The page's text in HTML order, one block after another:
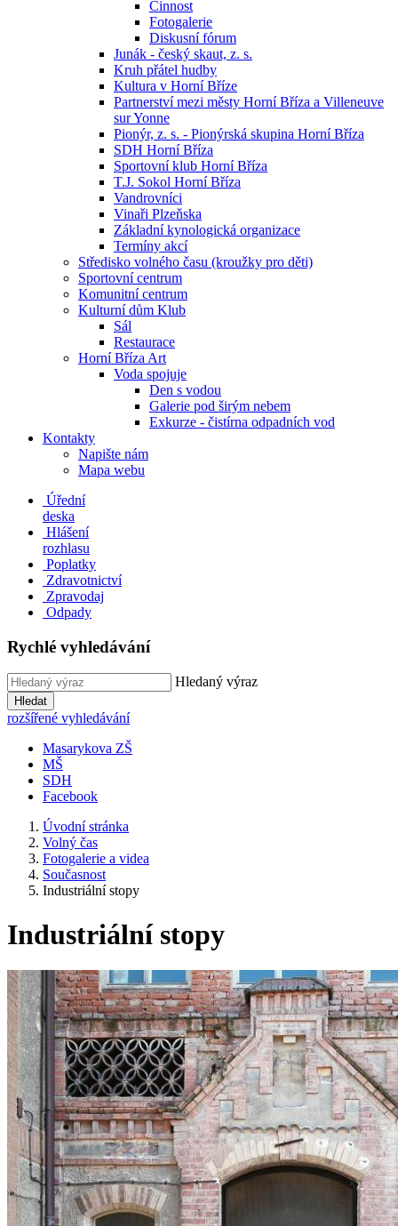
Činnost
Fotogalerie
Diskusní fórum
Junák - český skaut, z. s.
Kruh přátel hudby
Kultura v Horní Bříze
Partnerství mezi městy Horní Bříza a Villeneuve
sur Yonne
Pionýr, z. s. - Pionýrská skupina Horní Bříza
SDH Horní Bříza
Sportovní klub Horní Bříza
T.J. Sokol Horní Bříza
Vandrovníci
Vinaři Plzeňska
Základní kynologická organizace
Termíny akcí
Středisko volného času (kroužky pro děti)
Sportovní centrum
Komunitní centrum
Kulturní dům Klub
Sál
Restaurace
Horní Bříza Art
Voda spojuje
Den s vodou
Galerie pod širým nebem
Exkurze - čistírna odpadních vod
Kontakty
Napište nám
Mapa webu
Úřední
deska
Hlášení
rozhlasu
Poplatky
Zdravotnictví
Zpravodaj
Odpady
Rychlé vyhledávání
Hledaný výraz
Hledat
rozšířené vyhledávání
Masarykova ZŠ
MŠ
SDH
Facebook
Úvodní stránka
Volný čas
Fotogalerie a videa
Současnost
Industriální stopy
Industriální stopy